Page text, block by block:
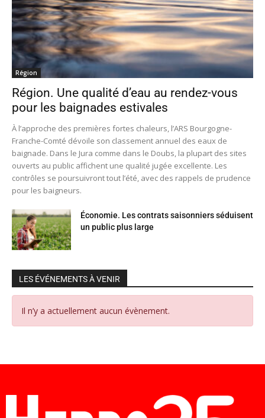
Région
Région. Une qualité d’eau au rendez-vous
pour les baignades estivales
À l’approche des premières fortes chaleurs, l’ARS Bourgogne-
Franche-Comté dévoile son classement annuel des eaux de
baignade. Dans le Jura comme dans le Doubs, la plupart des sites
ouverts au public affichent une qualité jugée excellente. Les
contrôles se poursuivront tout l’été, avec des rappels de prudence
pour les baigneurs.
Économie. Les contrats saisonniers séduisent
un public plus large
LES ÉVÉNEMENTS À VENIR
Il n’y a actuellement aucun évènement.